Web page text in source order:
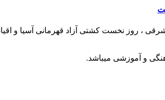
، روز نخست کشتی آزاد قهرمانی آسیا و
و آموزشی میباشد.